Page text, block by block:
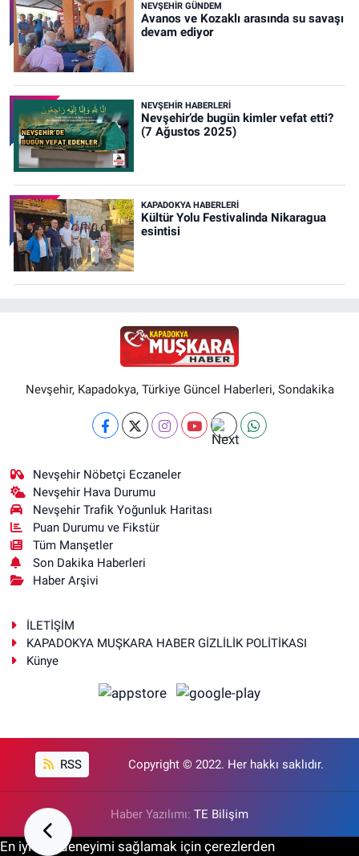
NEVŞEHIR GÜNDEM
Avanos ve Kozaklı arasında su savaşı
devam ediyor
NEVŞEHIR HABERLERI
Nevşehir’de bugün kimler vefat etti?
(7 Ağustos 2025)
KAPADOKYA HABERLERI
Kültür Yolu Festivalinda Nikaragua
esintisi
Nevşehir, Kapadokya, Türkiye Güncel Haberleri, Sondakika
Nevşehir Nöbetçi Eczaneler
Nevşehir Hava Durumu
Nevşehir Trafik Yoğunluk Haritası
Puan Durumu ve Fikstür
Tüm Manşetler
Son Dakika Haberleri
Haber Arşivi
İLETİŞİM
KAPADOKYA MUŞKARA HABER GİZLİLİK POLİTİKASI
Künye
RSS Copyright © 2022. Her hakkı saklıdır.
Haber Yazılımı: TE Bilişim
En iyi site deneyimi sağlamak için çerezlerden